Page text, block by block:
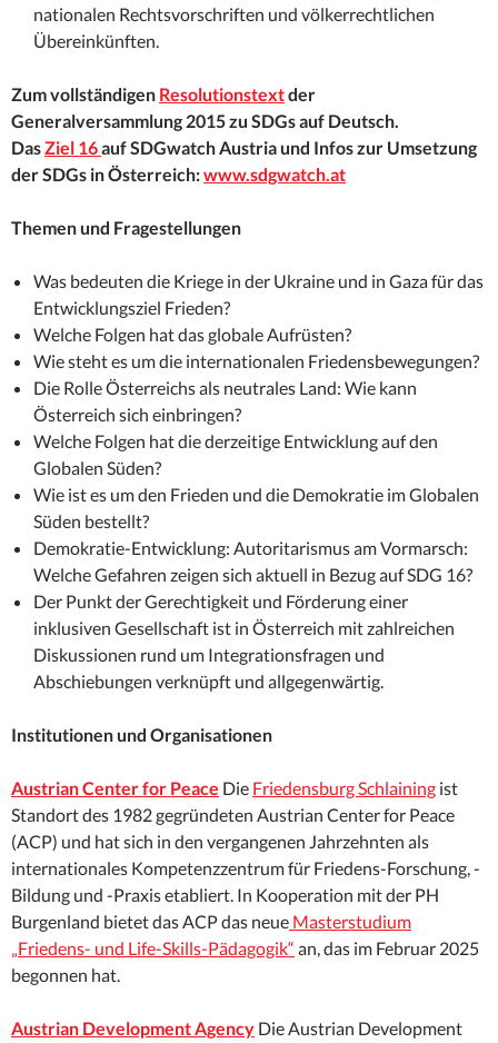
nationalen Rechtsvorschriften und völkerrechtlichen
Übereinkünften.
Zum vollständigen Resolutionstextder
Generalversammlung 2015 zu SDGs auf Deutsch.
DasZiel 16auf SDGwatch Austria und Infos zur Umsetzung
der SDGs in Österreich:www.sdgwatch.at
Themen und Fragestellungen
Was bedeuten die Kriege in der Ukraine und in Gaza für das
Entwicklungsziel Frieden?
Welche Folgen hat das globale Aufrüsten?
Wie steht es um die internationalen Friedensbewegungen?
Die Rolle Österreichs als neutrales Land: Wie kann
Österreich sich einbringen?
Welche Folgen hat die derzeitige Entwicklung auf den
Globalen Süden?
Wie ist es um den Frieden und die Demokratie im Globalen
Süden bestellt?
Demokratie-Entwicklung: Autoritarismus am Vormarsch:
Welche Gefahren zeigen sich aktuell in Bezug auf SDG 16?
Der Punkt der Gerechtigkeit und Förderung einer
inklusiven Gesellschaft ist in Österreich mit zahlreichen
Diskussionen rund um Integrationsfragen und
Abschiebungen verknüpft und allgegenwärtig.
Institutionen und Organisationen
Austrian Center for Peace Die Friedensburg Schlaining ist
Standort des 1982 gegründeten Austrian Center for Peace
(ACP) und hat sich in den vergangenen Jahrzehnten als
internationales Kompetenzzentrum für Friedens-Forschung, -
Bildung und -Praxis etabliert. In Kooperation mit der PH
Burgenland bietet das ACP das neue Masterstudium
„Friedens- und Life-Skills-Pädagogik“ an, das im Februar 2025
begonnen hat.
Austrian Development Agency Die Austrian Development